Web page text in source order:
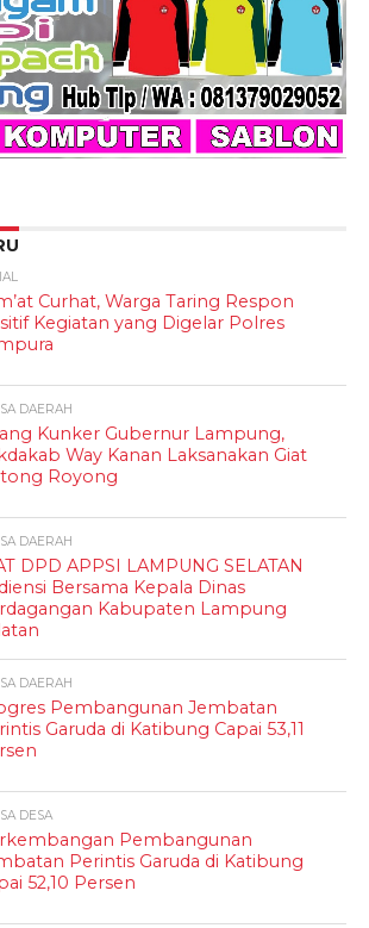
Curhat, Warga Taring Respon
Kegiatan yang Digelar Polres
DAERAH
Kunker Gubernur Lampung,
Way Kanan Laksanakan Giat
Royong
DAERAH
DPD APPSI LAMPUNG SELATAN
Bersama Kepala Dinas
Kabupaten Lampung
DAERAH
Pembangunan Jembatan
Garuda di Katibung Capai 53,11
DESA
Pembangunan
Perintis Garuda di Katibung
52,10 Persen